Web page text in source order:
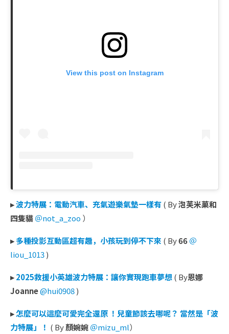
View this post on Instagram
▸波力特展：電動汽車、充氣遊樂氣墊一樣有( By泡芙米菓和
四隻貓＠not_a_zoo ）
▸多種投影互動區超有趣，小孩玩到停不下來 ( By66＠
liou_1013)
▸2025救援小英雄波力特展：讓你實現跑車夢想( By恩娜
Joanne@hui0908)
▸怎麼可以這麼可愛完全還原 ！兒童節該去哪呢？ 當然是「波
力特展」！ ( By顏婉婉＠mizu_ml）